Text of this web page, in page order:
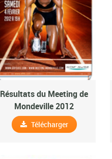
Résultats du Meeting de
Mondeville 2012
Télécharger